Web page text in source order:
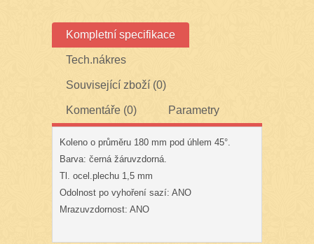
Kompletní specifikace
Tech.nákres
Související zboží (0)
Komentáře (0) Parametry
Koleno o průměru 180 mm pod úhlem 45°.
Barva: černá žáruvzdorná.
Tl. ocel.plechu 1,5 mm
Odolnost po vyhoření sazí: ANO
Mrazuvzdornost: ANO